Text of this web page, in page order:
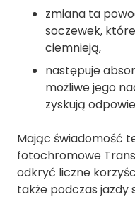
zmiana ta
soczewek,
ciemnieją,
następuje
możliwe jego
zyskują
Mając świadomość
fotochromowe
odkryć liczne
także podczas jazdy